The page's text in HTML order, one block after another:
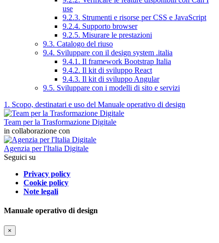
use
9.2.3. Strumenti e risorse per CSS e JavaScript
9.2.4. Supporto browser
9.2.5. Misurare le prestazioni
9.3. Catalogo del riuso
9.4. Sviluppare con il design system .italia
9.4.1. Il framework Bootstrap Italia
9.4.2. Il kit di sviluppo React
9.4.3. Il kit di sviluppo Angular
9.5. Sviluppare con i modelli di sito e servizi
1. Scopo, destinatari e uso del Manuale operativo di design
Team per la Trasformazione Digitale
in collaborazione con
Agenzia per l'Italia Digitale
Seguici su
Privacy policy
Cookie policy
Note legali
Manuale operativo di design
×